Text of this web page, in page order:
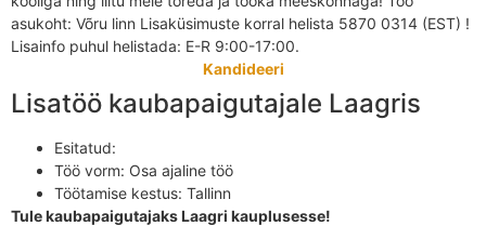
asukoht: Võru linn Lisaküsimuste korral helista 5870 0314 (EST) !
Lisainfo puhul helistada: E-R 9:00-17:00.
Kandideeri
Lisatöö kaubapaigutajale Laagris
Esitatud:
Töö vorm: Osa ajaline töö
Töötamise kestus: Tallinn
Tule kaubapaigutajaks Laagri kauplusesse!